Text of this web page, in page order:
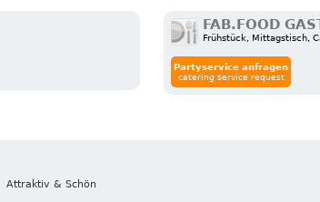
FAB.FOOD
Frühstück, Mittagstisch,
Partyservice anfragen
catering service request
Attraktiv & Schön